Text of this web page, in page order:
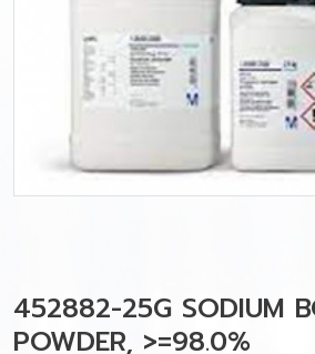
452882-25G SODIUM
POWDER, >=98.0%